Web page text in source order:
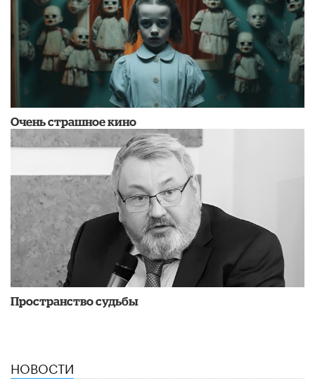
Очень страшное кино
Пространство судьбы
НОВОСТИ